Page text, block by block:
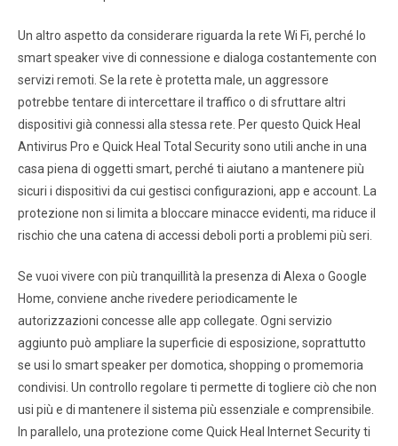
Un altro aspetto da considerare riguarda la rete Wi Fi, perché lo
smart speaker vive di connessione e dialoga costantemente con
servizi remoti. Se la rete è protetta male, un aggressore
potrebbe tentare di intercettare il traffico o di sfruttare altri
dispositivi già connessi alla stessa rete. Per questo Quick Heal
Antivirus Pro e Quick Heal Total Security sono utili anche in una
casa piena di oggetti smart, perché ti aiutano a mantenere più
sicuri i dispositivi da cui gestisci configurazioni, app e account. La
protezione non si limita a bloccare minacce evidenti, ma riduce il
rischio che una catena di accessi deboli porti a problemi più seri.
Se vuoi vivere con più tranquillità la presenza di Alexa o Google
Home, conviene anche rivedere periodicamente le
autorizzazioni concesse alle app collegate. Ogni servizio
aggiunto può ampliare la superficie di esposizione, soprattutto
se usi lo smart speaker per domotica, shopping o promemoria
condivisi. Un controllo regolare ti permette di togliere ciò che non
usi più e di mantenere il sistema più essenziale e comprensibile.
In parallelo, una protezione come Quick Heal Internet Security ti